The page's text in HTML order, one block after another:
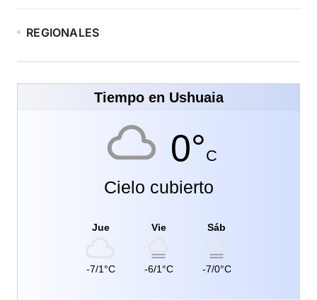
REGIONALES
Tiempo en Ushuaia
0°C
Cielo cubierto
Jue
-7/1°C
Vie
-6/1°C
Sáb
-7/0°C